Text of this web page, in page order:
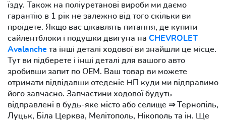
їзду. Також на поліуретанові вироби ми даємо
гарантію в 1 рік не залежно від того скільки ви
проїдете. Якщо вас цікавлять питання, де купити
сайлентблоки і подушки двигуна на CHEVROLET
Avalanche та інші деталі ходової ви знайшли це місце.
Тут ви підберете і інші деталі для вашого авто
зробивши запит по OEM. Ваш товар ви можете
отримати відвідавши отеденіе НП куди ми відправимо
його завчасно. Запчастини ходової будуть
відправлені в будь-яке місто або селище ⇒ Тернопіль,
Луцьк, Біла Церква, Мелітополь, Нікополь та ін. Ще